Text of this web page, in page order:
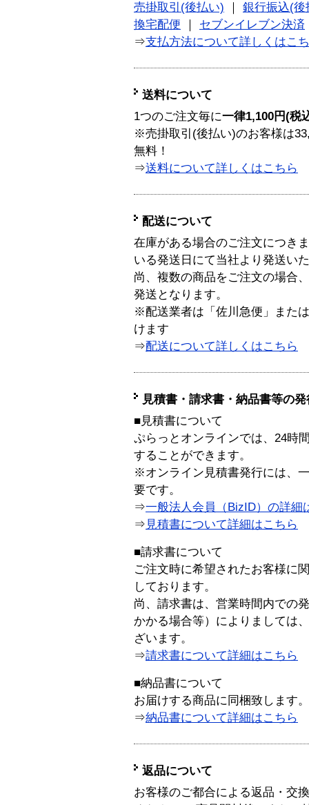
売掛取引(後払い)
銀行振込(後
換宅配便
セブンイレブン決済
⇒支払方法について詳しくはこ
送料について
1つのご注文毎に一律1,100円(税
※売掛取引(後払い)のお客様は
無料！
⇒送料について詳しくはこちら
配送について
在庫がある場合のご注文につき
いる発送日にて当社より発送い
尚、複数の商品をご注文の場合
発送となります。
※配送業者は「佐川急便」また
けます
⇒配送について詳しくはこちら
見積書・請求書・納品書等の
■見積書について
ぷらっとオンラインでは、24時
することができます。
※オンライン見積書発行には、
要です。
⇒一般法人会員（BizID）の詳細
⇒ 見積書について詳細はこちら
■請求書について
ご注文時に希望されたお客様に
しております。
尚、請求書は、営業時間内での
かかる場合等）によりましては
ざいます。
⇒請求書について詳細はこちら
■納品書について
お届けする商品に同梱致します。
⇒納品書について詳細はこちら
返品について
お客様のご都合による返品・交